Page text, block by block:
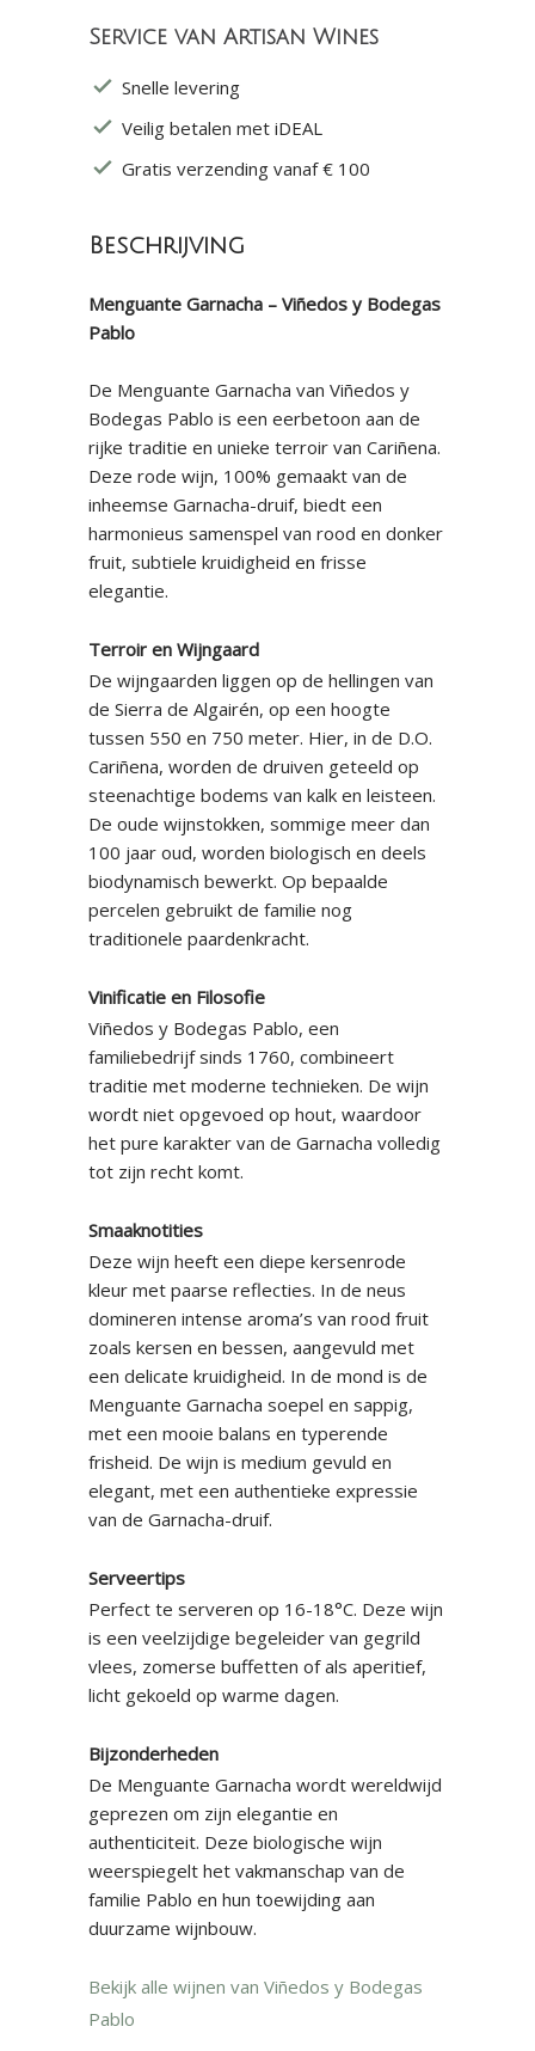
Service van Artisan Wines
Snelle levering
Veilig betalen met iDEAL
Gratis verzending vanaf € 100
Beschrijving
Menguante Garnacha – Viñedos y Bodegas
Pablo
De Menguante Garnacha van Viñedos y
Bodegas Pablo is een eerbetoon aan de
rijke traditie en unieke terroir van Cariñena.
Deze rode wijn, 100% gemaakt van de
inheemse Garnacha-druif, biedt een
harmonieus samenspel van rood en donker
fruit, subtiele kruidigheid en frisse
elegantie.
Terroir en Wijngaard
De wijngaarden liggen op de hellingen van
de Sierra de Algairén, op een hoogte
tussen 550 en 750 meter. Hier, in de D.O.
Cariñena, worden de druiven geteeld op
steenachtige bodems van kalk en leisteen.
De oude wijnstokken, sommige meer dan
100 jaar oud, worden biologisch en deels
biodynamisch bewerkt. Op bepaalde
percelen gebruikt de familie nog
traditionele paardenkracht.
Vinificatie en Filosofie
Viñedos y Bodegas Pablo, een
familiebedrijf sinds 1760, combineert
traditie met moderne technieken. De wijn
wordt niet opgevoed op hout, waardoor
het pure karakter van de Garnacha volledig
tot zijn recht komt.
Smaaknotities
Deze wijn heeft een diepe kersenrode
kleur met paarse reflecties. In de neus
domineren intense aroma’s van rood fruit
zoals kersen en bessen, aangevuld met
een delicate kruidigheid. In de mond is de
Menguante Garnacha soepel en sappig,
met een mooie balans en typerende
frisheid. De wijn is medium gevuld en
elegant, met een authentieke expressie
van de Garnacha-druif.
Serveertips
Perfect te serveren op 16-18°C. Deze wijn
is een veelzijdige begeleider van gegrild
vlees, zomerse buffetten of als aperitief,
licht gekoeld op warme dagen.
Bijzonderheden
De Menguante Garnacha wordt wereldwijd
geprezen om zijn elegantie en
authenticiteit. Deze biologische wijn
weerspiegelt het vakmanschap van de
familie Pablo en hun toewijding aan
duurzame wijnbouw.
Bekijk alle wijnen van Viñedos y Bodegas
Pablo